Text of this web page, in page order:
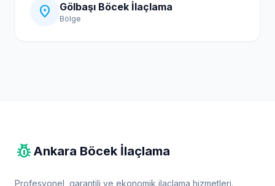
location_on Gölbaşı Böcek İlaçlama
Bölge
pest_control Ankara Böcek İlaçlama
Profesyonel, garantili ve ekonomik ilaçlama hizmetleri.